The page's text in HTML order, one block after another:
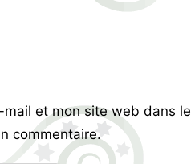
et mon site web dans le
commentaire.